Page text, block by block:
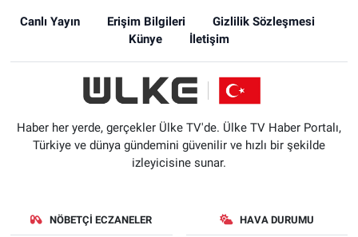
Canlı Yayın Erişim Bilgileri
Gizlilik Sözleşmesi
Künye
İletişim
Haber her yerde, gerçekler Ülke TV'de. Ülke TV Haber Portalı,
Türkiye ve dünya gündemini güvenilir ve hızlı bir şekilde
izleyicisine sunar.
NÖBETÇI ECZANELER HAVA DURUMU